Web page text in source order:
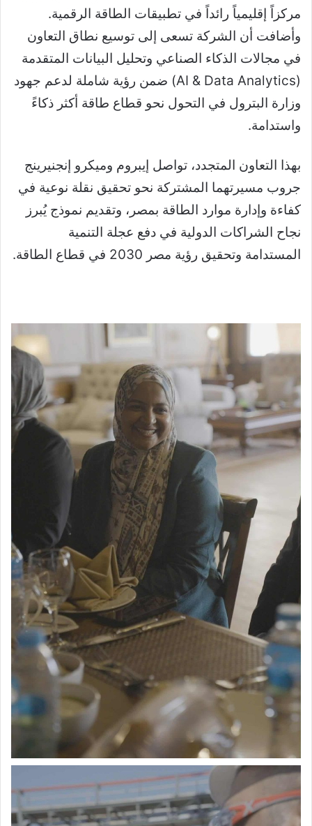
مركزاً إقليمياً رائداً في تطبيقات الطاقة الرقمية.
وأضافت أن الشركة تسعى إلى توسيع نطاق التعاون
في مجالات الذكاء الصناعي وتحليل البيانات المتقدمة
(AI & Data Analytics) ضمن رؤية شاملة لدعم جهود
وزارة البترول في التحول نحو قطاع طاقة أكثر ذكاءً
واستدامة.
بهذا التعاون المتجدد، تواصل إيبروم وميكرو إنجنيرينج
جروب مسيرتهما المشتركة نحو تحقيق نقلة نوعية في
كفاءة وإدارة موارد الطاقة بمصر، وتقديم نموذج يُبرز
نجاح الشراكات الدولية في دفع عجلة التنمية
المستدامة وتحقيق رؤية مصر 2030 في قطاع الطاقة.